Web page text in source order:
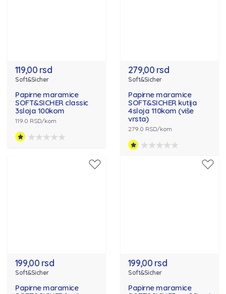
119,00 rsd
Soft&Sicher
Papirne maramice
SOFT&SICHER classic
3sloja 100kom
119.0 RSD/kom
279,00 rsd
Soft&Sicher
Papirne maramice
SOFT&SICHER kutija
4sloja 110kom (više
vrsta)
279.0 RSD/kom
199,00 rsd
Soft&Sicher
Papirne maramice
199,00 rsd
Soft&Sicher
Papirne maramice